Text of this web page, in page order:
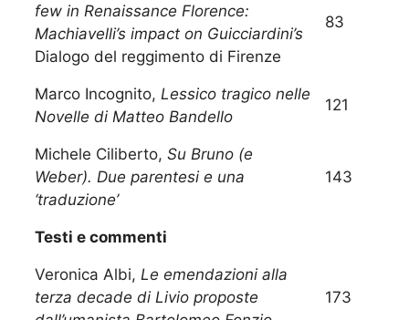
few in Renaissance Florence:
Machiavelli’s impact on Guicciardini’s
Dialogo del reggimento di Firenze
83
Marco Incognito, Lessico tragico nelle
Novelle di Matteo Bandello
121
Michele Ciliberto, Su Bruno (e
Weber). Due parentesi e una
‘traduzione’
143
Testi e commenti
Veronica Albi, Le emendazioni alla
terza decade di Livio proposte
173